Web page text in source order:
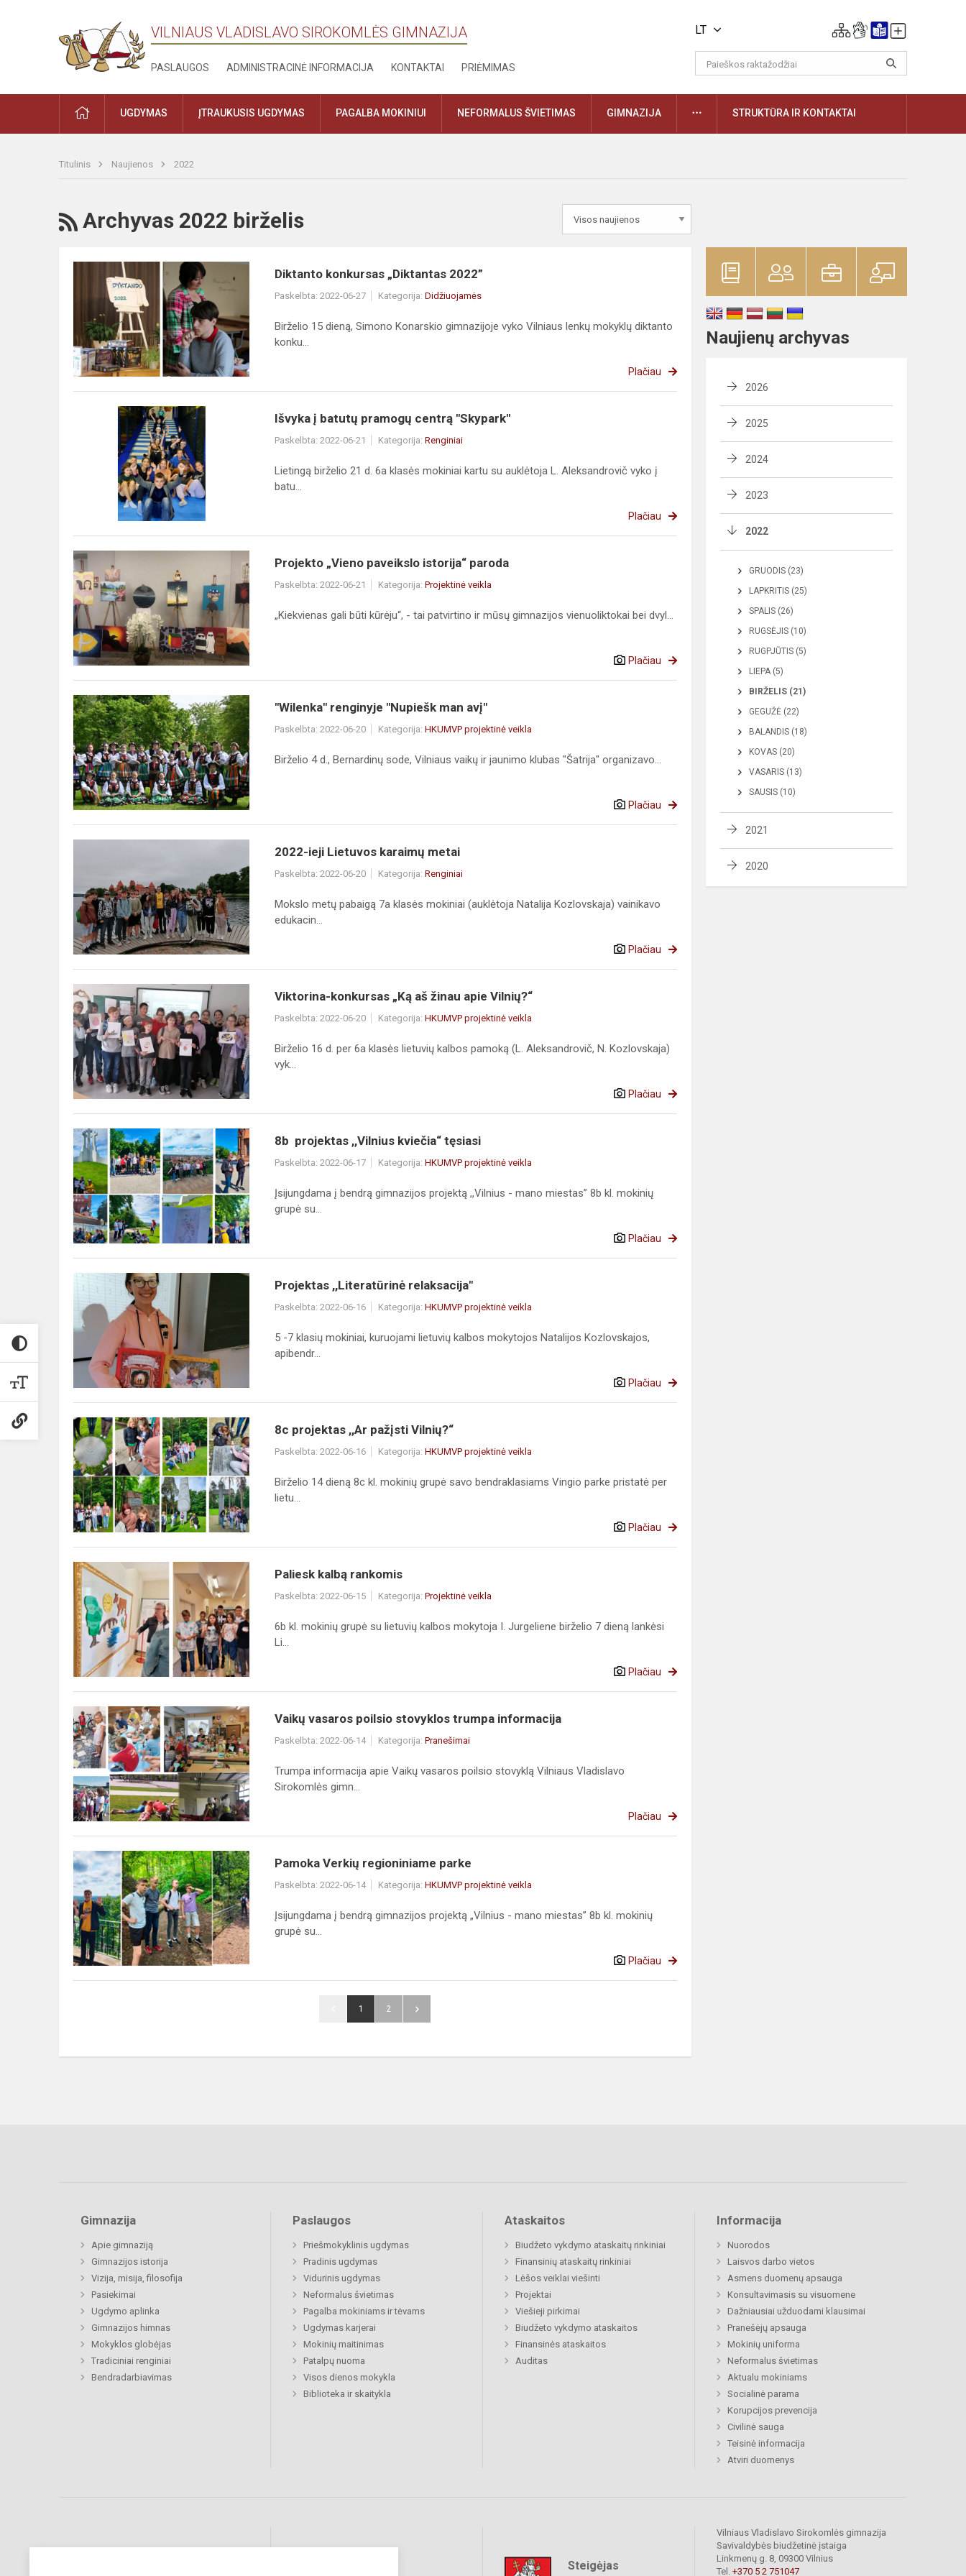
VILNIAUS VLADISLAVO SIROKOMLĖS GIMNAZIJA
PASLAUGOS ADMINISTRACINĖ INFORMACIJA KONTAKTAI PRIĖMIMAS
LT
PRADŽIAUGDYMAS ĮTRAUKUSIS UGDYMAS PAGALBA MOKINIUI NEFORMALUS ŠVIETIMAS GIMNAZIJA DAUGIAUSTRUKTŪRA IR KONTAKTAI
Titulinis Naujienos 2022
RSS
Archyvas 2022 birželis
konkursas
„Diktantas
2022”
Diktanto konkursas „Diktantas 2022”
Paskelbta: 2022-06-27 Kategorija: Didžiuojamės
Birželio 15 dieną, Simono Konarskio gimnazijoje vyko Vilniaus lenkų mokyklų diktanto
konku...
Plačiau
"Skypark"
Išvyka į batutų pramogų centrą "Skypark"
Paskelbta: 2022-06-21 Kategorija: Renginiai
Lietingą birželio 21 d. 6a klasės mokiniai kartu su auklėtoja L. Aleksandrovič vyko į
batu...
Plačiau
Projekto
„Vieno
paveikslo
istorija“
paroda
Projekto „Vieno paveikslo istorija“ paroda
Paskelbta: 2022-06-21 Kategorija: Projektinė veikla
„Kiekvienas gali būti kūrėju“, - tai patvirtino ir mūsų gimnazijos vienuoliktokai bei dvyl...
Plačiau
"Wilenka"
renginyje
"Nupiešk
man
avį"
"Wilenka" renginyje "Nupiešk man avį"
Paskelbta: 2022-06-20 Kategorija: HKUMVP projektinė veikla
Birželio 4 d., Bernardinų sode, Vilniaus vaikų ir jaunimo klubas "Šatrija" organizavo...
Plačiau
Lietuvos
karaimų
metai
2022-ieji Lietuvos karaimų metai
Paskelbta: 2022-06-20 Kategorija: Renginiai
Mokslo metų pabaigą 7a klasės mokiniai (auklėtoja Natalija Kozlovskaja) vainikavo
edukacin...
Plačiau
Viktorina-
konkursas
„Ką
aš
žinau
apie
Vilnių?“
Viktorina-konkursas „Ką aš žinau apie Vilnių?“
Paskelbta: 2022-06-20 Kategorija: HKUMVP projektinė veikla
Birželio 16 d. per 6a klasės lietuvių kalbos pamoką (L. Aleksandrovič, N. Kozlovskaja)
vyk...
Plačiau
8b
projektas
,,Vilnius
kviečia“
tęsiasi
8b projektas ,,Vilnius kviečia“ tęsiasi
Paskelbta: 2022-06-17 Kategorija: HKUMVP projektinė veikla
Įsijungdama į bendrą gimnazijos projektą ,,Vilnius - mano miestas” 8b kl. mokinių
grupė su...
Plačiau
Projektas
,,Literatūrinė
relaksacija"
Projektas ,,Literatūrinė relaksacija"
Paskelbta: 2022-06-16 Kategorija: HKUMVP projektinė veikla
5 -7 klasių mokiniai, kuruojami lietuvių kalbos mokytojos Natalijos Kozlovskajos,
apibendr...
Plačiau
8c
projektas
,,Ar
pažįsti
Vilnių?“
8c projektas ,,Ar pažįsti Vilnių?“
Paskelbta: 2022-06-16 Kategorija: HKUMVP projektinė veikla
Birželio 14 dieną 8c kl. mokinių grupė savo bendraklasiams Vingio parke pristatė per
lietu...
Plačiau
Paliesk
kalbą
rankomis
Paliesk kalbą rankomis
Paskelbta: 2022-06-15 Kategorija: Projektinė veikla
6b kl. mokinių grupė su lietuvių kalbos mokytoja I. Jurgeliene birželio 7 dieną lankėsi
Li...
Plačiau
Vaikų
vasaros
poilsio
stovyklos
trumpa
informacija
Vaikų vasaros poilsio stovyklos trumpa informacija
Paskelbta: 2022-06-14 Kategorija: Pranešimai
Trumpa informacija apie Vaikų vasaros poilsio stovyklą Vilniaus Vladislavo
Sirokomlės gimn...
Plačiau
Pamoka
Verkių
regioniniame
parke
Pamoka Verkių regioniniame parke
Paskelbta: 2022-06-14 Kategorija: HKUMVP projektinė veikla
Įsijungdama į bendrą gimnazijos projektą „Vilnius - mano miestas” 8b kl. mokinių
grupė su...
Plačiau
1 2
Naujienų archyvas
2026
2025
2024
2023
2022
GRUODIS (23)
LAPKRITIS (25)
SPALIS (26)
RUGSĖJIS (10)
RUGPJŪTIS (5)
LIEPA (5)
BIRŽELIS (21)
GEGUŽĖ (22)
BALANDIS (18)
KOVAS (20)
VASARIS (13)
SAUSIS (10)
2021
2020
Gimnazija
Apie gimnaziją
Gimnazijos istorija
Vizija, misija, filosofija
Pasiekimai
Ugdymo aplinka
Gimnazijos himnas
Mokyklos globėjas
Tradiciniai renginiai
Bendradarbiavimas
Paslaugos
Priešmokyklinis ugdymas
Pradinis ugdymas
Vidurinis ugdymas
Neformalus švietimas
Pagalba mokiniams ir tėvams
Ugdymas karjerai
Mokinių maitinimas
Patalpų nuoma
Visos dienos mokykla
Biblioteka ir skaitykla
Ataskaitos
Biudžeto vykdymo ataskaitų rinkiniai
Finansinių ataskaitų rinkiniai
Lėšos veiklai viešinti
Projektai
Viešieji pirkimai
Biudžeto vykdymo ataskaitos
Finansinės ataskaitos
Auditas
Informacija
Nuorodos
Laisvos darbo vietos
Asmens duomenų apsauga
Konsultavimasis su visuomene
Dažniausiai užduodami klausimai
Pranešėjų apsauga
Mokinių uniforma
Neformalus švietimas
Aktualu mokiniams
Socialinė parama
Korupcijos prevencija
Civilinė sauga
Teisinė informacija
Atviri duomenys
Steigėjas
Vilniaus Vladislavo Sirokomlės gimnazija
Savivaldybės biudžetinė įstaiga
Linkmenų g. 8, 09300 Vilnius
Tel. +370 5 2 751047